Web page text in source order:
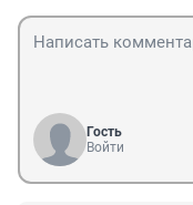
Гость
Войти